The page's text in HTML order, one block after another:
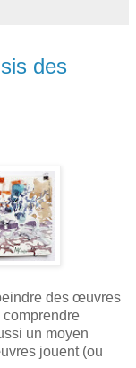
des
des œuvres
comprendre
un moyen
jouent (ou